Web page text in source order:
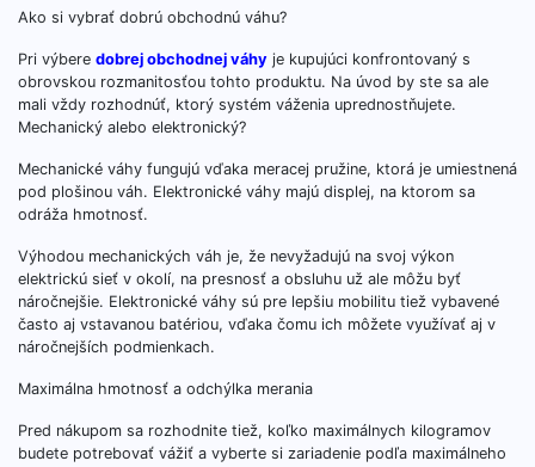
Ako si vybrať dobrú obchodnú váhu?
Pri výbere dobrej obchodnej váhy je kupujúci konfrontovaný s
obrovskou rozmanitosťou tohto produktu. Na úvod by ste sa ale
mali vždy rozhodnúť, ktorý systém váženia uprednostňujete.
Mechanický alebo elektronický?
Mechanické váhy fungujú vďaka meracej pružine, ktorá je umiestnená
pod plošinou váh. Elektronické váhy majú displej, na ktorom sa
odráža hmotnosť.
Výhodou mechanických váh je, že nevyžadujú na svoj výkon
elektrickú sieť v okolí, na presnosť a obsluhu už ale môžu byť
náročnejšie. Elektronické váhy sú pre lepšiu mobilitu tiež vybavené
často aj vstavanou batériou, vďaka čomu ich môžete využívať aj v
náročnejších podmienkach.
Maximálna hmotnosť a odchýlka merania
Pred nákupom sa rozhodnite tiež, koľko maximálnych kilogramov
budete potrebovať vážiť a vyberte si zariadenie podľa maximálneho